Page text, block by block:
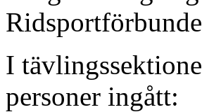
I
personer ingått: